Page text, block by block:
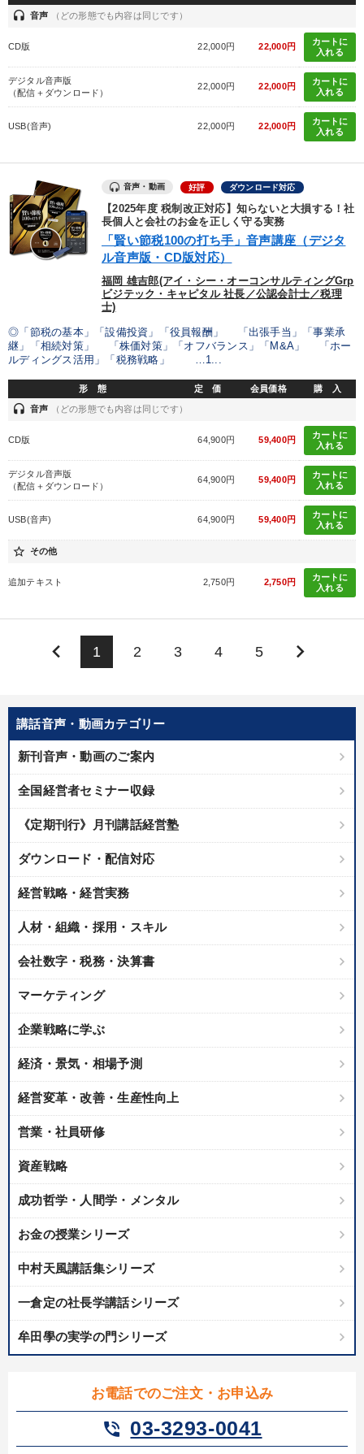
講話音声・動画カテゴリー
新刊音声・動画のご案内
全国経営者セミナー収録
《定期刊行》月刊講話経営塾
ダウンロード・配信対応
経営戦略・経営実務
人材・組織・採用・スキル
会社数字・税務・決算書
マーケティング
企業戦略に学ぶ
経済・景気・相場予測
経営変革・改善・生産性向上
営業・社員研修
資産戦略
成功哲学・人間学・メンタル
お金の授業シリーズ
中村天風講話集シリーズ
一倉定の社長学講話シリーズ
牟田學の実学の門シリーズ
お電話でのご注文・お申込み
phone_in_talk 03-3293-0041
headset 音声 （どの形態でも内容は同じです）
CD版 22,000円 22,000円
カートに
入れる
デジタル音声版
（配信＋ダウンロード）
22,000円 22,000円
カートに
入れる
USB(音声) 22,000円 22,000円
カートに
入れる
音声・動画 好評 ダウンロード対応
【2025年度 税制改正対応】知らないと大損する！社
長個人と会社のお金を正しく守る実務
「賢い節税100の打ち手」音声講座（デジタ
ル音声版・CD版対応）
福岡 雄吉郎(アイ・シー・オーコンサルティングGrp
ビジテック・キャピタル 社長／公認会計士／税理
士)
◎「節税の基本」「設備投資」「役員報酬」 「出張手当」「事業承
継」「相続対策」 「株価対策」「オフバランス」「M&A」 「ホー
ルディングス活用」「税務戦略」 …1...
形 態 定 価 会員価格 購 入
headset 音声 （どの形態でも内容は同じです）
CD版 64,900円 59,400円
カートに
入れる
デジタル音声版
（配信＋ダウンロード）
64,900円 59,400円
カートに
入れる
USB(音声) 64,900円 59,400円
カートに
入れる
star_border その他
追加テキスト 2,750円 2,750円
カートに
入れる
keyboard_arrow_left 1 2 3 4 5 keyboard_arrow_right